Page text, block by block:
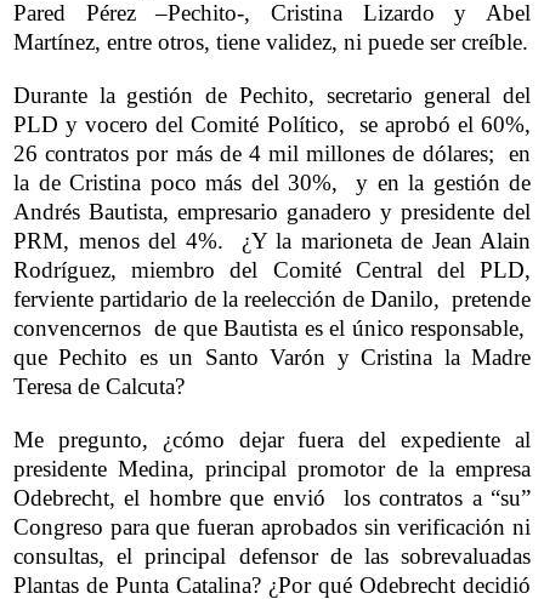
Pared Pérez –Pechito-, Cristina Lizardo y Abel
Martínez, entre otros, tiene validez, ni puede ser creíble.
Durante la gestión de Pechito, secretario general del
PLD y vocero del Comité Político, se aprobó el 60%,
26 contratos por más de 4 mil millones de dólares; en
la de Cristina poco más del 30%, y en la gestión de
Andrés Bautista, empresario ganadero y presidente del
PRM, menos del 4%. ¿Y la marioneta de Jean Alain
Rodríguez, miembro del Comité Central del PLD,
ferviente partidario de la reelección de Danilo, pretende
convencernos de que Bautista es el único responsable,
que Pechito es un Santo Varón y Cristina la Madre
Teresa de Calcuta?
Me pregunto, ¿cómo dejar fuera del expediente al
presidente Medina, principal promotor de la empresa
Odebrecht, el hombre que envió los contratos a “su”
Congreso para que fueran aprobados sin verificación ni
consultas, el principal defensor de las sobrevaluadas
Plantas de Punta Catalina? ¿Por qué Odebrecht decidió